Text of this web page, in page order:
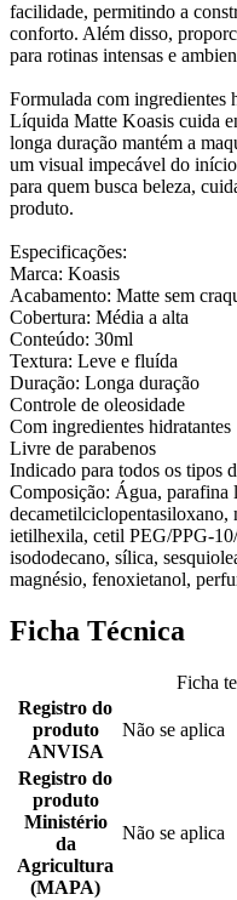
facilidade, permitindo a
conforto. Além disso,
para rotinas intensas e
Formulada com ingredientes
Líquida Matte Koasis cuida
longa duração mantém a
um visual impecável do
para quem busca beleza,
produto.
Especificações:
Marca: Koasis
Acabamento: Matte sem
Cobertura: Média a alta
Conteúdo: 30ml
Textura: Leve e fluída
Duração: Longa duração
Controle de oleosidade
Com ingredientes hidratantes
Livre de parabenos
Indicado para todos os tipos
Composição: Água, parafina
decametilciclopentasiloxano,
ietilhexila, cetil PEG/PPG-
isododecano, sílica,
magnésio, fenoxietanol,
Ficha Técnica
Ficha
Registro do
produto
ANVISA
Não se aplica
Registro do
produto
Ministério
da
Agricultura
(MAPA)
Não se aplica